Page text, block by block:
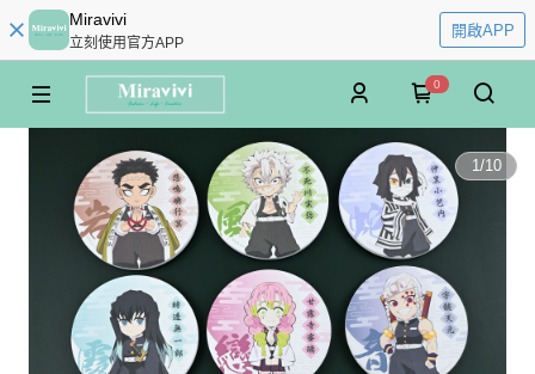
Miravivi
立刻使用官方APP
開啟APP
0
1/10